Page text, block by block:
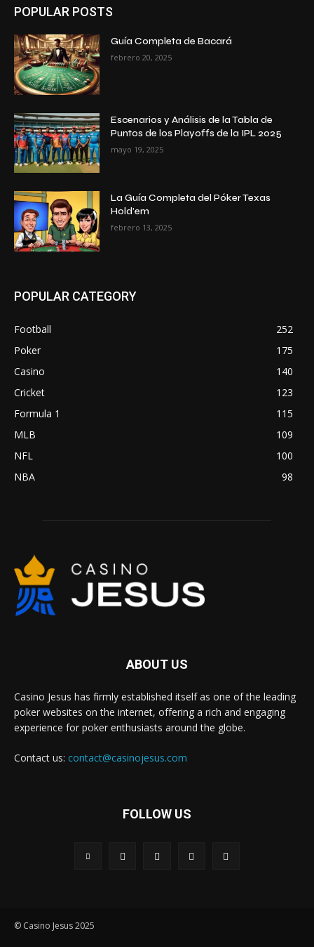
POPULAR POSTS
Guía Completa de Bacará
febrero 20, 2025
Escenarios y Análisis de la Tabla de
Puntos de los Playoffs de la IPL 2025
mayo 19, 2025
La Guía Completa del Póker Texas
Hold’em
febrero 13, 2025
POPULAR CATEGORY
Football
252
Poker
175
Casino
140
Cricket
123
Formula 1
115
MLB
109
NFL
100
NBA
98
ABOUT US
Casino Jesus has firmly established itself as one of the leading
poker websites on the internet, offering a rich and engaging
experience for poker enthusiasts around the globe.
Contact us: contact@casinojesus.com
FOLLOW US
© Casino Jesus 2025